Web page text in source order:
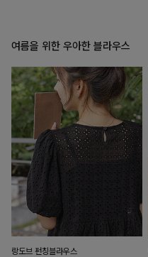
여름을 위한 우아한 블라우스
랑도브 펀칭블라우스